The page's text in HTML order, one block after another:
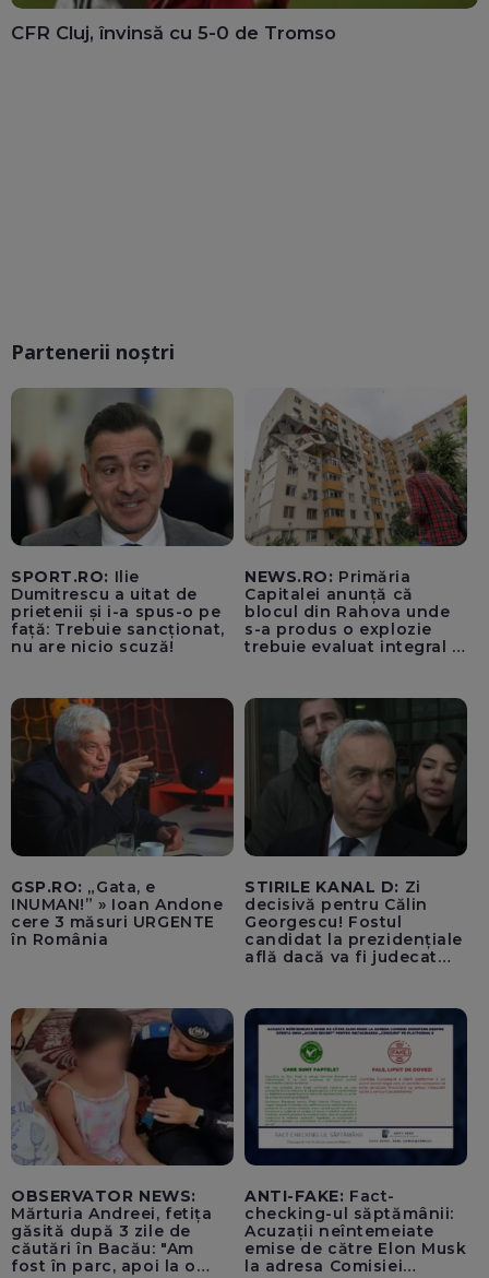
CFR Cluj, învinsă cu 5-0 de Tromso
Partenerii noștri
SPORT.RO: Ilie
Dumitrescu a uitat de
prietenii și i-a spus-o pe
față: Trebuie sancționat,
nu are nicio scuză!
NEWS.RO: Primăria
Capitalei anunță că
blocul din Rahova unde
s-a produs o explozie
trebuie evaluat integral și
lucrările de punere în
siguranță a părții grav
afectate
GSP.RO: „Gata, e
INUMAN!” » Ioan Andone
cere 3 măsuri URGENTE
în România
STIRILE KANAL D: Zi
decisivă pentru Călin
Georgescu! Fostul
candidat la prezidențiale
află dacă va fi judecat
OBSERVATOR NEWS:
Mărturia Andreei, fetița
găsită după 3 zile de
căutări în Bacău: "Am
fost în parc, apoi la o
ANTI-FAKE: Fact-
checking-ul săptămânii:
Acuzații neîntemeiate
emise de către Elon Musk
la adresa Comisiei